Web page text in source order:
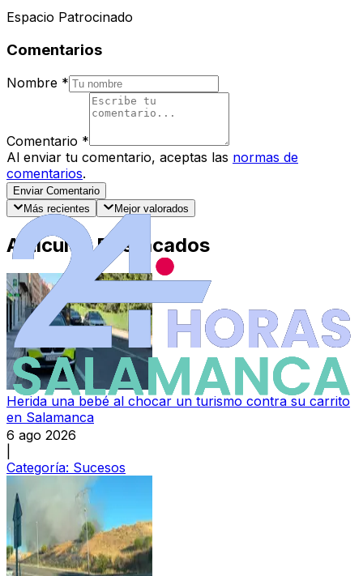
Espacio Patrocinado
Comentarios
Nombre *
Comentario *
Al enviar tu comentario, aceptas las normas de
comentarios.
Enviar Comentario
Más recientes
Mejor valorados
Artículos Destacados
Herida una bebé al chocar un turismo contra su carrito
en Salamanca
6 ago 2026
Categoría: Sucesos